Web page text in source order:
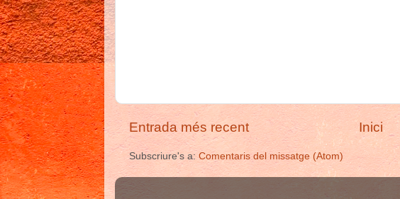
Entrada més recent Inici
Subscriure's a:Comentaris del missatge (Atom)